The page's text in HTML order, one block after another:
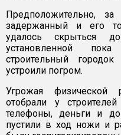
Предположительно,
задержанный и его
удалось скрыться
установленной
строительный
устроили погром.
Угрожая физической
отобрали у
телефоны, деньги и
пустили в ход ножи и